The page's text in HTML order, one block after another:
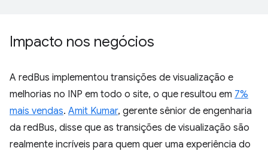
Impacto nos negócios
A redBus implementou transições de visualização e
melhorias no INP em todo o site, o que resultou em 7%
mais vendas. Amit Kumar, gerente sênior de engenharia
da redBus, disse que as transições de visualização são
realmente incríveis para quem quer uma experiência do